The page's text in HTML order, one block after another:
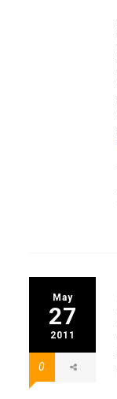
May
27
2011
0